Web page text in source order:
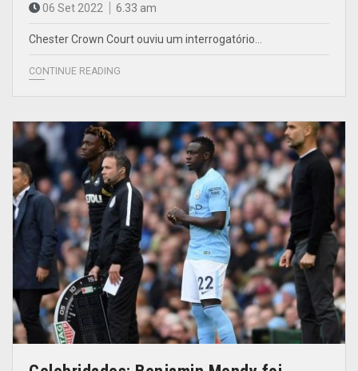
06 Set 2022 6.33 am
Chester Crown Court ouviu um interrogatório…
CONTINUE READING